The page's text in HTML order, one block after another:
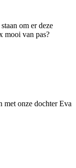
om er deze
mooi van pas?
met onze dochter Eva